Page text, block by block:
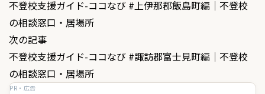
稿
ナ
ビ
ゲ
不登校支援ガイド-ココなび #上伊那郡飯島町編｜不登校
の相談窓口・居場所
次の記事
不登校支援ガイド-ココなび #諏訪郡富士見町編｜不登校
の相談窓口・居場所
PR・広告